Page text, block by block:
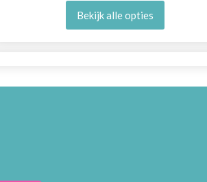
Bekijk alle opties